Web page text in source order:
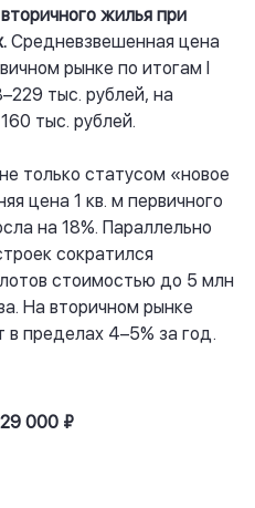
жилья при
Средневзвешенная цена
рынке по итогам I
тыс. рублей, на
тыс. рублей.
только статусом «новое
цена 1 кв. м первичного
на 18%. Параллельно
сократился
стоимостью до 5 млн
На вторичном рынке
в пределах 4–5% за год.
000 ₽